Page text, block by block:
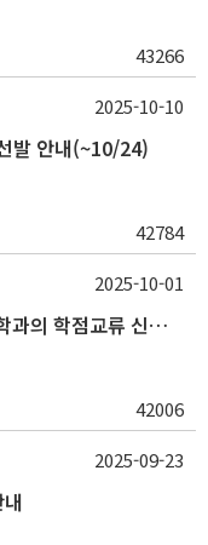
43266
발 안내(~10/24)
42784
2025-10-10
2025학년도 동계 계절학기 국내 타 대학과의 학점교류 신청 안내
42006
2025-10-01
2025-09-23